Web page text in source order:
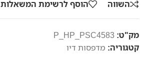
השווה הוסף לרשימת המשאלות
מק"ט: P_HP_PSC4583
קטגוריה: מדפסות דיו